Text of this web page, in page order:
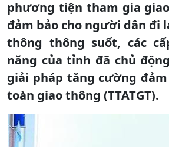
phương tiện tham gia
đảm bảo cho người dân đi
thông thông suốt, các
năng của tỉnh đã chủ
giải pháp tăng cường
toàn giao thông (TTATGT).